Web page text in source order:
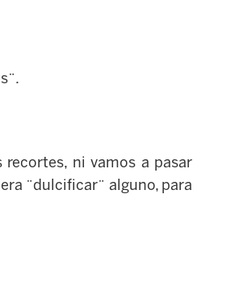
recortes, ni vamos a pasar
¨dulcificar¨ alguno, para